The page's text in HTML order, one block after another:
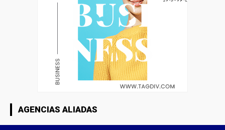
AGENCIAS ALIADAS